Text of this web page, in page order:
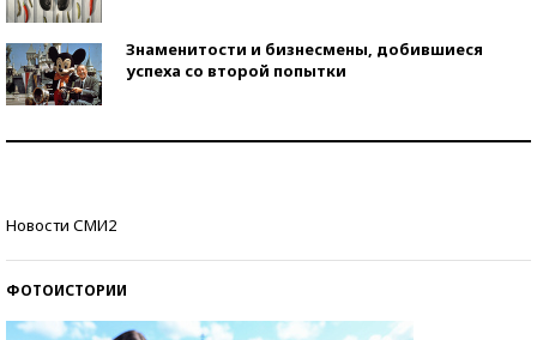
Знаменитости и бизнесмены, добившиеся
успеха со второй попытки
Новости СМИ2
ФОТОИСТОРИИ